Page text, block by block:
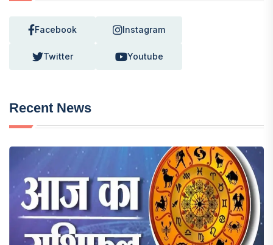
Facebook Instagram
Twitter Youtube
Recent News